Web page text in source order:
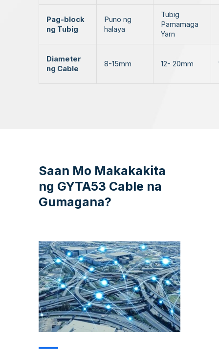
Pag-block
ng Tubig
Puno ng
halaya
Tubig
Pamamaga
Yarn
Diameter
ng Cable
8-15mm 12- 20mm
Saan Mo Makakakita
ng GYTA53 Cable na
Gumagana?